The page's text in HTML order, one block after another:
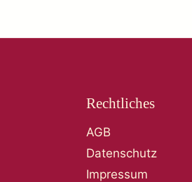
Rechtliches
AGB
Datenschutz
Impressum